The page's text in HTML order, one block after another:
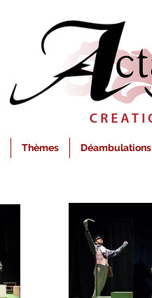
Thèmes Déambulations